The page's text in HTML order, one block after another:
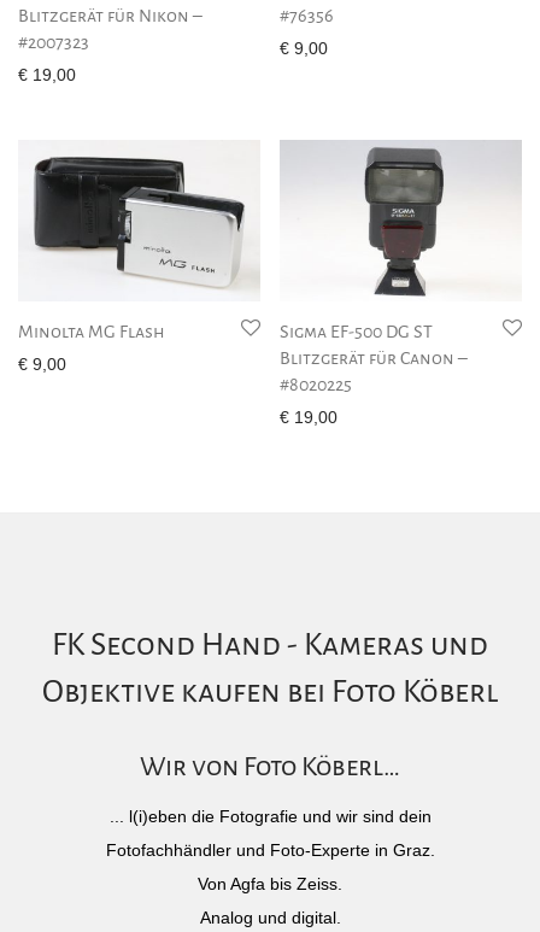
Blitzgerät für Nikon –
#2007323
€ 19,00
#76356
€ 9,00
Minolta MG Flash
€ 9,00
Sigma EF-500 DG ST
Blitzgerät für Canon –
#8020225
€ 19,00
FK Second Hand - Kameras und
Objektive kaufen bei Foto Köberl
Wir von Foto Köberl…
... l(i)eben die Fotografie und wir sind dein
Fotofachhändler und Foto-Experte in Graz.
Von Agfa bis Zeiss.
Analog und digital.